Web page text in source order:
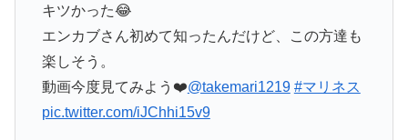
キツかった😂
エンカブさん初めて知ったんだけど、この方達も
楽しそう。
動画今度見てみよう❤️@takemari1219 #マリネス
pic.twitter.com/iJChhi15v9